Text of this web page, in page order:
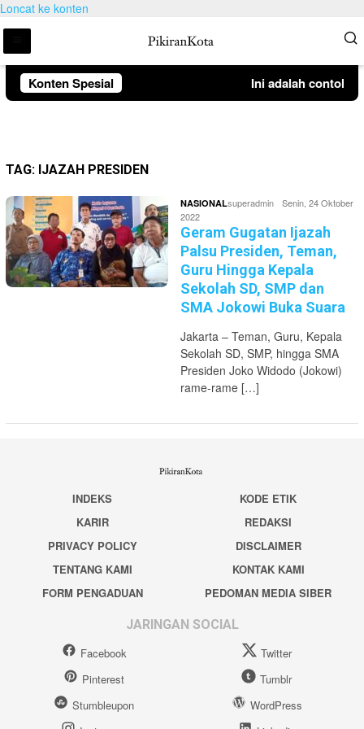
Loncat ke konten
Konten Spesial Ini adalah contoh
TAG: IJAZAH PRESIDEN
NASIONALsuperadmin
Senin, 24 Oktober
2022
Geram Gugatan Ijazah
Palsu Presiden, Teman,
Guru Hingga Kepala
Sekolah SD, SMP dan
SMA Jokowi Buka Suara
Jakarta – Teman, Guru, Kepala
Sekolah SD, SMP, hingga SMA
Presiden Joko Widodo (Jokowi)
rame-rame […]
INDEKS
KODE ETIK
KARIR
REDAKSI
PRIVACY POLICY
DISCLAIMER
TENTANG KAMI
KONTAK KAMI
FORM PENGADUAN
PEDOMAN MEDIA SIBER
JARINGAN SOCIAL
Facebook
Twitter
Pinterest
Tumblr
Stumbleupon
WordPress